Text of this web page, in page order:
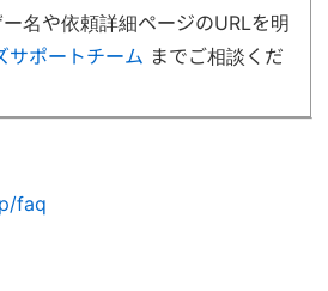
名や依頼詳細ページのURLを明
サポートチーム までご相談くだ
faq